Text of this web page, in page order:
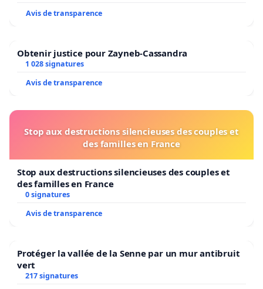
Avis de transparence
Obtenir justice pour Zayneb-Cassandra
1 028 signatures
Avis de transparence
Stop aux destructions silencieuses des couples et
des familles en France
Stop aux destructions silencieuses des couples et
des familles en France
0 signatures
Avis de transparence
Protéger la vallée de la Senne par un mur antibruit
vert
217 signatures